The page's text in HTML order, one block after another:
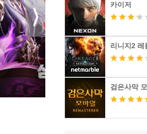
카이저
리니지2 레
검은사막